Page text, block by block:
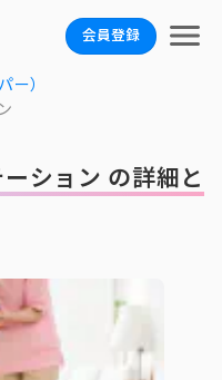
会員登録
ー）
ション の詳細と